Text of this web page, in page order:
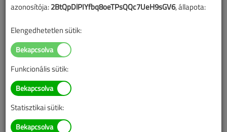
A lapszám megvásárlásával korlátlan hozzáférést kap a
lapszámot. A sikeres online elektronikus fizetést követően
azonnal aktiválódik a hozzáférés a lapszámhoz. A
hozzáférése nem évül el.
A rendeléshez kérjük, lépjen be!
Illetve, ha még nem tette meg, kérjük, regisztráljon!
azonosítója:2BtQpDlPIYfbq8oeTPsQQc7UeH9sGV6, állapota:
Elengedhetetlen sütik:
Funkcionális sütik:
Statisztikai sütik: